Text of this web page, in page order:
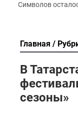
Символов
Главная
В
сезоны»